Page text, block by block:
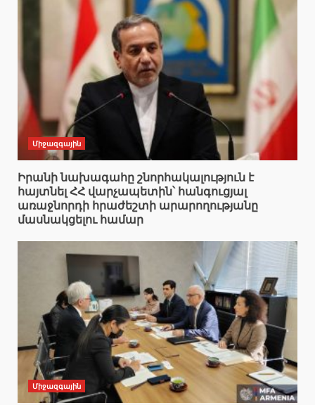
Միջազգային
Իրանի նախագահը շնորհակալություն է
հայտնել ՀՀ վարչապետին՝ հանգուցյալ
առաջնորդի հրաժեշտի արարողությանը
մասնակցելու համար
Միջազգային